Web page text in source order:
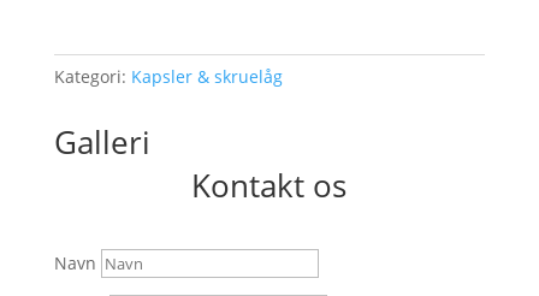
Kategori: Kapsler & skruelåg
Galleri
Kontakt os
Navn